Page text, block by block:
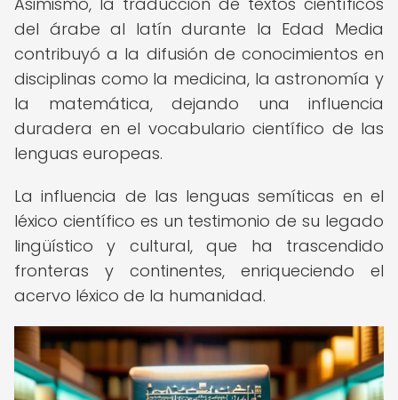
del árabe al latín durante la Edad Media
contribuyó a la difusión de conocimientos en
disciplinas como la medicina, la astronomía y
la matemática, dejando una influencia
duradera en el vocabulario científico de las
lenguas europeas.
La influencia de las lenguas semíticas en el
léxico científico es un testimonio de su legado
lingüístico y cultural, que ha trascendido
fronteras y continentes, enriqueciendo el
acervo léxico de la humanidad.